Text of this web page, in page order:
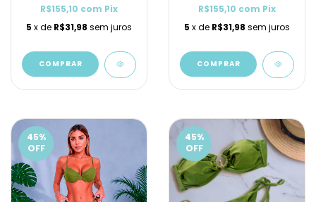
R$155,10 com Pix
5 x de R$31,98 sem juros
COMPRAR
R$155,10 com Pix
5 x de R$31,98 sem juros
COMPRAR
45%
OFF
45%
OFF